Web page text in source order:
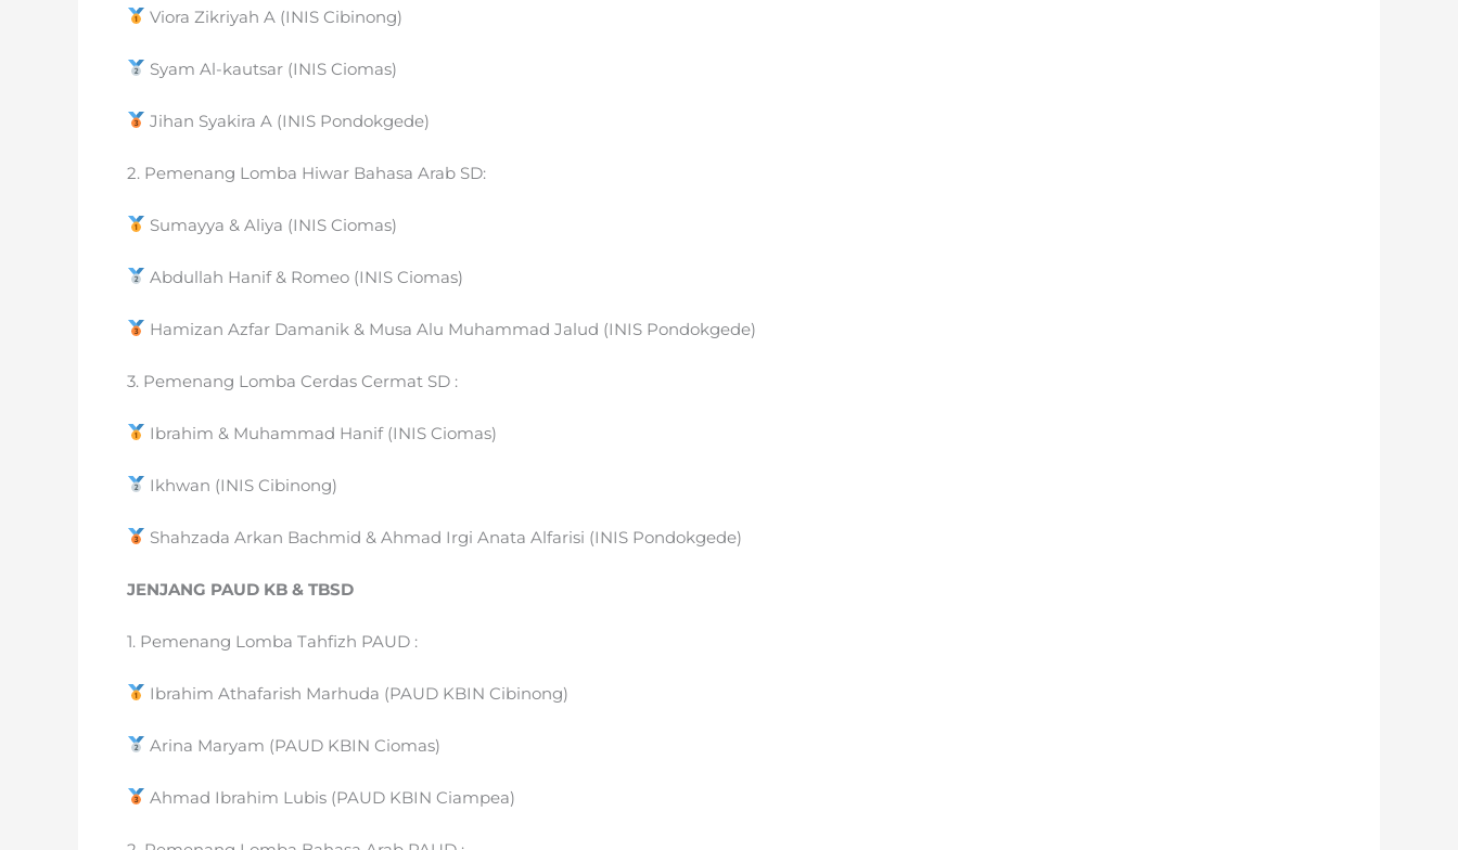
Viora Zikriyah A (INIS Cibinong)
Syam Al-kautsar (INIS Ciomas)
Jihan Syakira A (INIS Pondokgede)
2. Pemenang Lomba Hiwar Bahasa Arab SD:
Sumayya & Aliya (INIS Ciomas)
Abdullah Hanif & Romeo (INIS Ciomas)
Hamizan Azfar Damanik & Musa Alu Muhammad Jalud (INIS Pondokgede)
3. Pemenang Lomba Cerdas Cermat SD :
Ibrahim & Muhammad Hanif (INIS Ciomas)
Ikhwan (INIS Cibinong)
Shahzada Arkan Bachmid & Ahmad Irgi Anata Alfarisi (INIS Pondokgede)
JENJANG PAUD KB & TBSD
1. Pemenang Lomba Tahfizh PAUD :
Ibrahim Athafarish Marhuda (PAUD KBIN Cibinong)
Arina Maryam (PAUD KBIN Ciomas)
Ahmad Ibrahim Lubis (PAUD KBIN Ciampea)